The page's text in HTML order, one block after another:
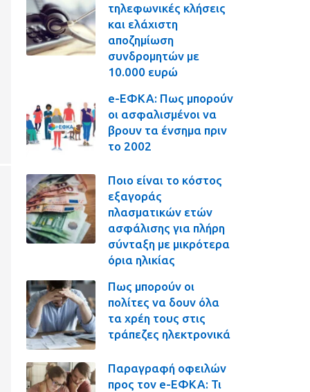
τηλεφωνικές κλήσεις
και ελάχιστη
αποζημίωση
συνδρομητών με
10.000 ευρώ
e-ΕΦΚΑ: Πως μπορούν
οι ασφαλισμένοι να
βρουν τα ένσημα πριν
το 2002
Ποιο είναι το κόστος
εξαγοράς
πλασματικών ετών
ασφάλισης για πλήρη
σύνταξη με μικρότερα
όρια ηλικίας
Πως μπορούν οι
πολίτες να δουν όλα
τα χρέη τους στις
τράπεζες ηλεκτρονικά
Παραγραφή οφειλών
προς τον e-ΕΦΚΑ: Τι